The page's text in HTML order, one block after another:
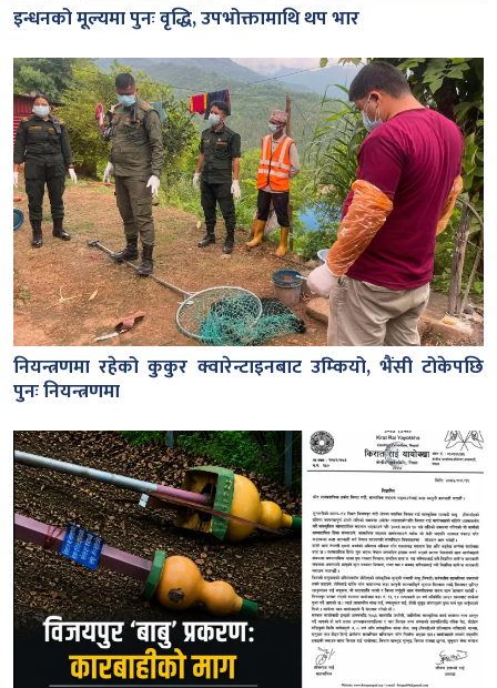
इन्धनको मूल्यमा पुनः वृद्धि, उपभोक्तामाथि थप भार
नियन्त्रणमा रहेको कुकुर क्वारेन्टाइनबाट उम्कियो, भैंसी टोकेपछि
पुनः नियन्त्रणमा